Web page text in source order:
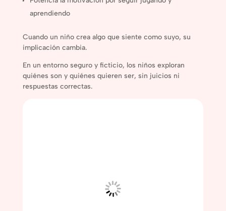
aprendiendo
Cuando un niño crea algo que siente como suyo, su
implicación cambia.
En un entorno seguro y ficticio, los niños exploran
quiénes son y quiénes quieren ser, sin juicios ni
respuestas correctas.